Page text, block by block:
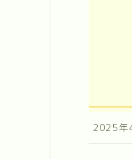
2025年